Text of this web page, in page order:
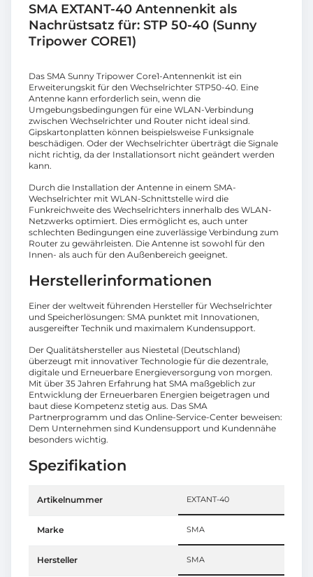
SMA EXTANT-40 Antennenkit als
Nachrüstsatz für: STP 50-40 (Sunny
Tripower CORE1)
Das SMA Sunny Tripower Core1-Antennenkit ist ein
Erweiterungskit für den Wechselrichter STP50-40. Eine
Antenne kann erforderlich sein, wenn die
Umgebungsbedingungen für eine WLAN-Verbindung
zwischen Wechselrichter und Router nicht ideal sind.
Gipskartonplatten können beispielsweise Funksignale
beschädigen. Oder der Wechselrichter überträgt die Signale
nicht richtig, da der Installationsort nicht geändert werden
kann.
Durch die Installation der Antenne in einem SMA-
Wechselrichter mit WLAN-Schnittstelle wird die
Funkreichweite des Wechselrichters innerhalb des WLAN-
Netzwerks optimiert. Dies ermöglicht es, auch unter
schlechten Bedingungen eine zuverlässige Verbindung zum
Router zu gewährleisten. Die Antenne ist sowohl für den
Innen- als auch für den Außenbereich geeignet.
Herstellerinformationen
Einer der weltweit führenden Hersteller für Wechselrichter
und Speicherlösungen: SMA punktet mit Innovationen,
ausgereifter Technik und maximalem Kundensupport.
Der Qualitätshersteller aus Niestetal (Deutschland)
überzeugt mit innovativer Technologie für die dezentrale,
digitale und Erneuerbare Energieversorgung von morgen.
Mit über 35 Jahren Erfahrung hat SMA maßgeblich zur
Entwicklung der Erneuerbaren Energien beigetragen und
baut diese Kompetenz stetig aus. Das SMA
Partnerprogramm und das Online-Service-Center beweisen:
Dem Unternehmen sind Kundensupport und Kundennähe
besonders wichtig.
Spezifikation
Artikelnummer EXTANT-40
Marke SMA
Hersteller SMA